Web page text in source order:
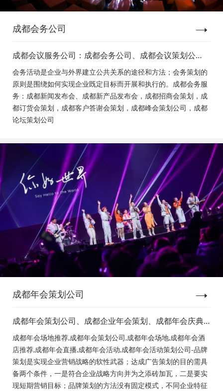
成都会务公司
成都会议服务公司：成都会务公司、成都会议策划公
司、成都新闻发布会策划、成都新产品发布会策划、成
都经销商会议策划、成都招商会策划、成都订货会策
划、成都颁奖会策划、成都客户答谢会策划、成都高峰
论坛策划公司、成都年会策划、成都会议活动策划
会务活动是企业与外界建立公共关系的途径和方法；会务策划的
原则是围绕如何实现企业既定目标而开展和执行的。成都会务服
务：成都新闻发布会、成都新产品发布会，成都招商会策划，成
都订货会策划，成都客户答谢会策划，成都峰会策划公司，成都
论坛策划公司
成都年会策划公司
成都年会策划公司、成都企业年会策划、成都年会庆典
策划、成都年会节目表演、成都年会节目演出、成都年
会活动策划公司、成都年会布置公司，成都年会现场搭
建公司，成都年会节目表演，年会节目创意节目，年会
策划方案详细流程，年会策划，年会致辞发言稿，年会
礼品，年会祝福语
成都年会场地推荐,成都年会策划公司,成都年会场地,成都年会酒
店推荐,成都年会直播,成都年会活动,成都年会活动策划公司-品牌
策划是实现企业营销战略的软性武器；达成广告策划的目的需具
备两个条件，一是符合企业战略方向并为之添砖加瓦，二是要实
现短期营销目标；品牌策划的方法没有固定模式，不同企业特征